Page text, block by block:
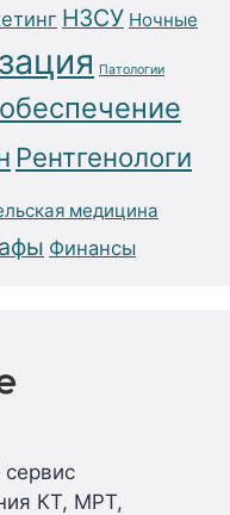
НЗСУ Ночные
Патологии
Рентгенологи
медицина
Финансы
КТ, МРТ,